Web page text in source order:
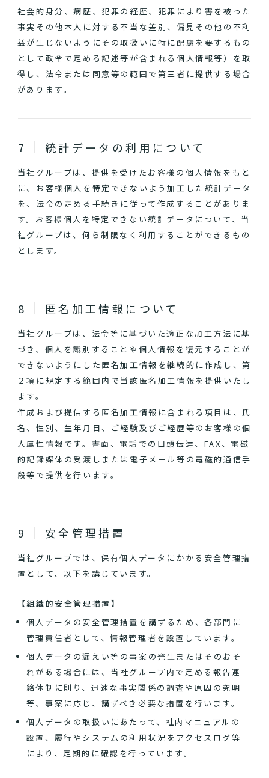
社会的身分、病歴、犯罪の経歴、犯罪により害を被った
事実その他本人に対する不当な差別、偏見その他の不利
益が生じないようにその取扱いに特に配慮を要するもの
として政令で定める記述等が含まれる個人情報等）を取
得し、法令または同意等の範囲で第三者に提供する場合
があります。
統計データの利用について
当社グループは、提供を受けたお客様の個人情報をもと
に、お客様個人を特定できないよう加工した統計データ
を、法令の定める手続きに従って作成することがありま
す。お客様個人を特定できない統計データについて、当
社グループは、何ら制限なく利用することができるもの
とします。
匿名加工情報について
当社グループは、法令等に基づいた適正な加工方法に基
づき、個人を識別することや個人情報を復元することが
できないようにした匿名加工情報を継続的に作成し、第
２項に規定する範囲内で当該匿名加工情報を提供いたし
ます。
作成および提供する匿名加工情報に含まれる項目は、氏
名、性別、生年月日、ご経験及びご経歴等のお客様の個
人属性情報です。書面、電話での口頭伝達、FAX、電磁
的記録媒体の受渡しまたは電子メール等の電磁的通信手
段等で提供を行います。
安全管理措置
当社グループでは、保有個人データにかかる安全管理措
置として、以下を講じています。
【組織的安全管理措置】
個人データの安全管理措置を講ずるため、各部門に
管理責任者として、情報管理者を設置しています。
個人データの漏えい等の事案の発生またはそのおそ
れがある場合には、当社グループ内で定める報告連
絡体制に則り、迅速な事実関係の調査や原因の究明
等、事案に応じ、講ずべき必要な措置を行います。
個人データの取扱いにあたって、社内マニュアルの
設置、履行やシステムの利用状況をアクセスログ等
により、定期的に確認を行っています。